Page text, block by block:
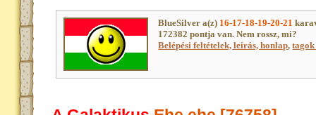
BlueSilver a(z) 16-17-18-19-20-21
172382 pontja van. Nem rossz, mi?
Belépési feltételek, leírás, honlap,